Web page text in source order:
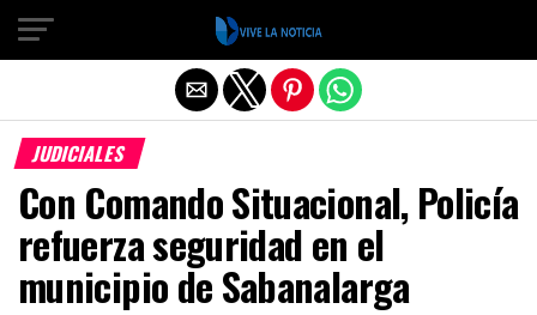
JUDICIALES
Con Comando Situacional, Policía
refuerza seguridad en el
municipio de Sabanalarga
Salir de la versión móvil